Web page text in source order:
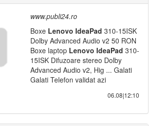
www.publi24.ro
Boxe Lenovo IdeaPad 310-15ISK
Dolby Advanced Audio v2 50 RON
Boxe laptop Lenovo IdeaPad 310-
15ISK Difuzoare stereo Dolby
Advanced Audio v2, Hig ... Galati
Galati Telefon validat azi
06.08|12:10